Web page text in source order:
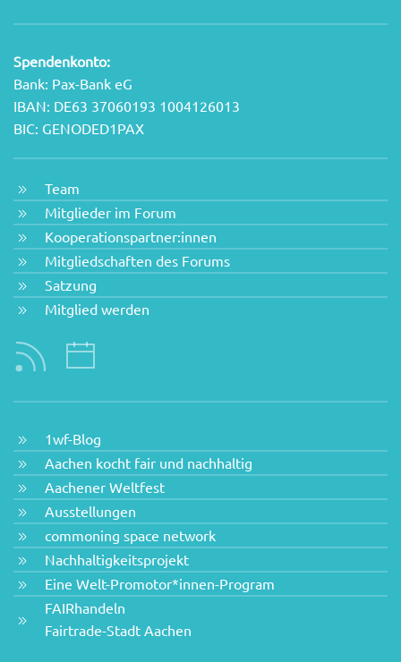
Spendenkonto:
Bank: Pax-Bank eG
IBAN: DE63 37060193 1004126013
BIC: GENODED1PAX
Team
Mitglieder im Forum
Kooperationspartner:innen
Mitgliedschaften des Forums
Satzung
Mitglied werden
1wf-Blog
Aachen kocht fair und nachhaltig
Aachener Weltfest
Ausstellungen
commoning space network
Nachhaltigkeitsprojekt
Eine Welt-Promotor*innen-Program
FAIRhandeln
Fairtrade-Stadt Aachen